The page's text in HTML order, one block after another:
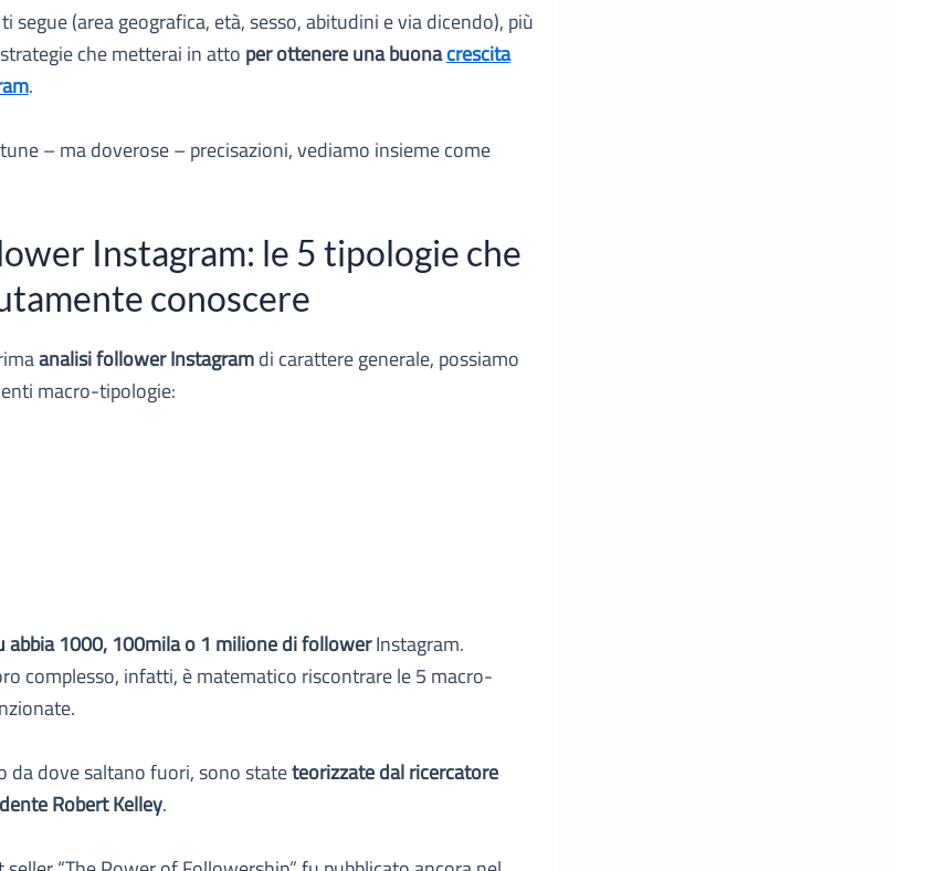
segue (area geografica, età, sesso, abitudini e via dicendo), più
che metterai in atto per ottenere una buonacrescita
.
– ma doverose – precisazioni, vediamo insieme come
Instagram: le 5 tipologie che
conoscere
analisi follower Instagramdi carattere generale, possiamo
macro-tipologie:
abbia 1000, 100mila o 1 milione di followerInstagram.
complesso, infatti, è matematico riscontrare le 5 macro-
da dove saltano fuori, sono stateteorizzate dal ricercatore
Robert Kelley.